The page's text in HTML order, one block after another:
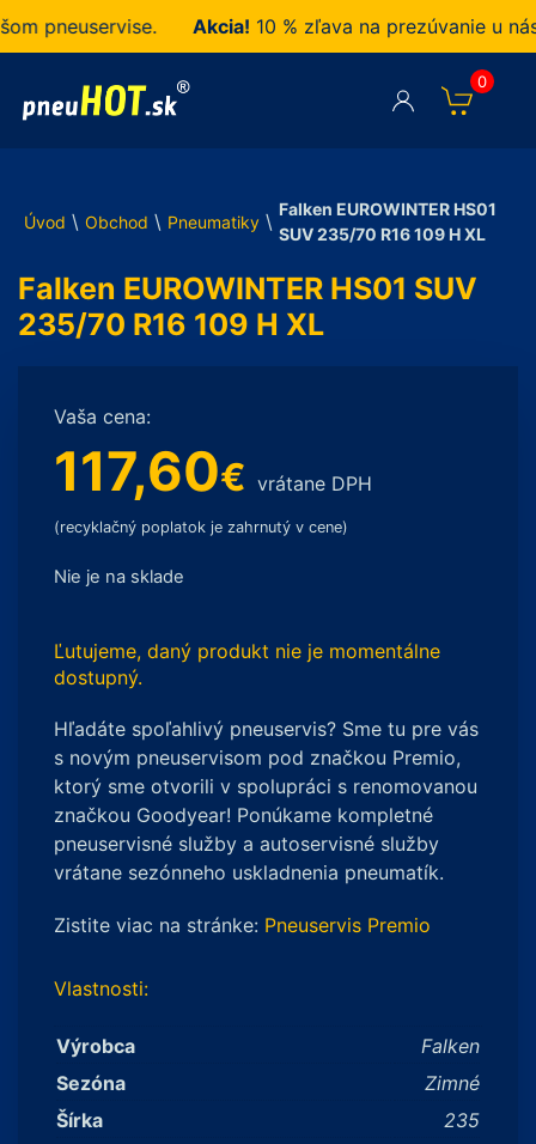
pneuservise. Akcia!10 % zľava na prezúvanie u nás
0
Úvod \ Obchod \ Pneumatiky \
Falken EUROWINTER HS01
SUV 235/70 R16 109 H XL
Falken EUROWINTER HS01 SUV
235/70 R16 109 H XL
Vaša cena:
117,60€ vrátane DPH
(recyklačný poplatok je zahrnutý v cene)
Nie je na sklade
Ľutujeme, daný produkt nie je momentálne
dostupný.
Hľadáte spoľahlivý pneuservis? Sme tu pre vás
s novým pneuservisom pod značkou Premio,
ktorý sme otvorili v spolupráci s renomovanou
značkou Goodyear! Ponúkame kompletné
pneuservisné služby a autoservisné služby
vrátane sezónneho uskladnenia pneumatík.
Zistite viac na stránke: Pneuservis Premio
Vlastnosti:
Výrobca
Falken
Sezóna
Zimné
Šírka
235